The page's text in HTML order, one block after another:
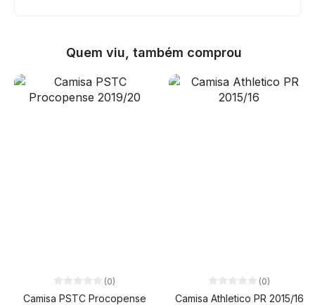
Quem viu, também comprou
(0)
Camisa PSTC Procopense
(0)
Camisa Athletico PR 2015/16